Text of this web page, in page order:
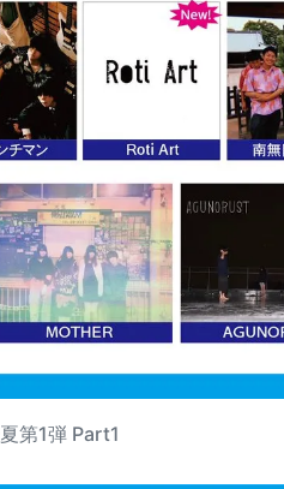
第1弾 Part1